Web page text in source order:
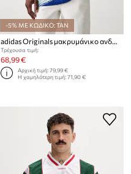
-5% ΜΕ ΚΩΔΙΚΟ: TAN
adidas Originals μακρυμάνικο ανδρικό
Τρέχουσα τιμή:
68,99 €
Αρχική τιμή:79,99 €
Η χαμηλότερη τιμή:71,90 €